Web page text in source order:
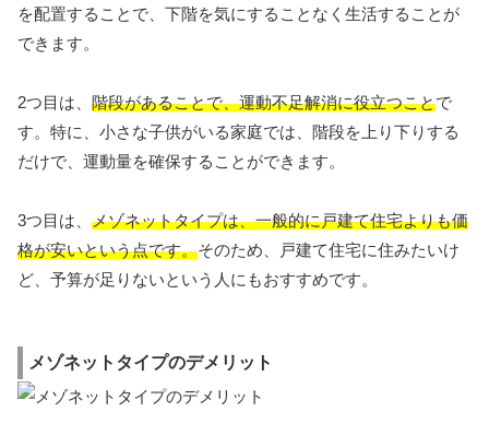
を配置することで、下階を気にすることなく生活することが
できます。
2つ目は、 階段があることで、運動不足解消に役立つことで
す。特に、小さな子供がいる家庭では、階段を上り下りする
だけで、運動量を確保することができます。
3つ目は、 メゾネットタイプは、一般的に戸建て住宅よりも価
格が安いという点です。そのため、戸建て住宅に住みたいけ
ど、予算が足りないという人にもおすすめです。
メゾネットタイプのデメリット